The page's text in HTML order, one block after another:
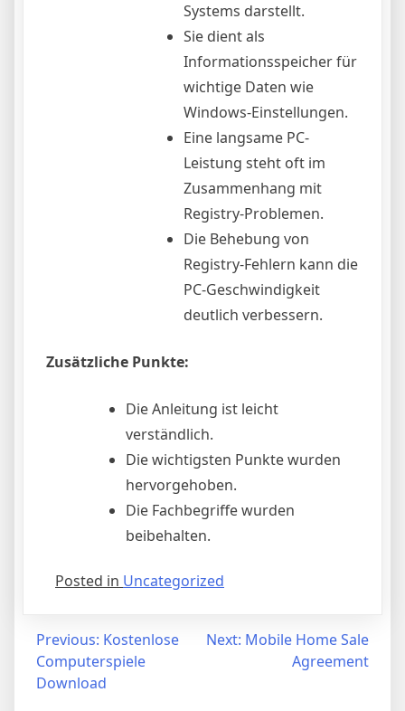
Systems darstellt.
Sie dient als
Informationsspeicher für
wichtige Daten wie
Windows-Einstellungen.
Eine langsame PC-
Leistung steht oft im
Zusammenhang mit
Registry-Problemen.
Die Behebung von
Registry-Fehlern kann die
PC-Geschwindigkeit
deutlich verbessern.
Zusätzliche Punkte:
Die Anleitung ist leicht
verständlich.
Die wichtigsten Punkte wurden
hervorgehoben.
Die Fachbegriffe wurden
beibehalten.
Posted in Uncategorized
Post
navigation
Previous: Kostenlose
Computerspiele
Download
Next: Mobile Home Sale
Agreement